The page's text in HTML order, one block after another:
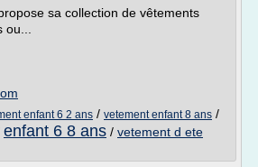
sa collection de vêtements
enfant 6 2 ans / vetement enfant 8 ans /
enfant 6 8 ans / vetement d ete